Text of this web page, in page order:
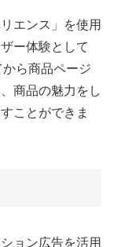
エンス」を使用
ー体験として
ら商品ページ
商品の魅力をし
ことができま
ョン広告を活用